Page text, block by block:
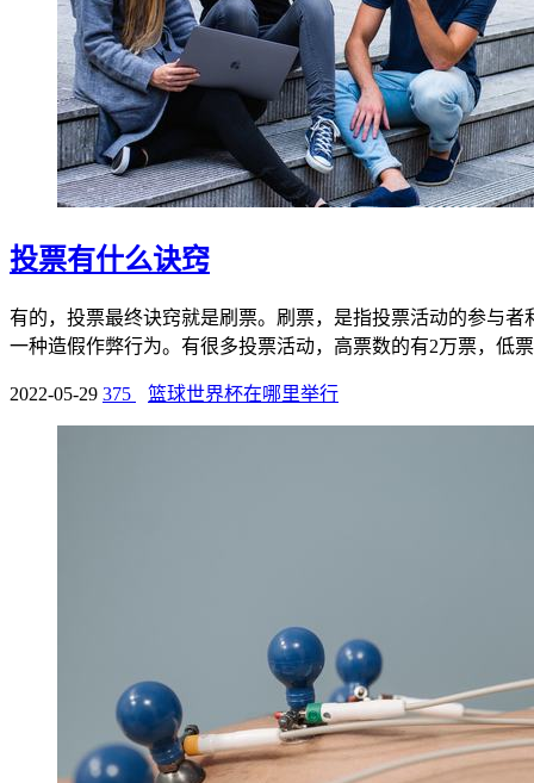
投票有什么诀窍
有的，投票最终诀窍就是刷票。刷票，是指投票活动的参与
一种造假作弊行为。有很多投票活动，高票数的有2万票，低
2022-05-29 375 篮球世界杯在哪里举行